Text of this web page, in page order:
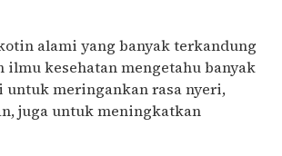
alami yang banyak terkandung
kesehatan mengetahu banyak
untuk meringankan rasa nyeri,
juga untuk meningkatkan